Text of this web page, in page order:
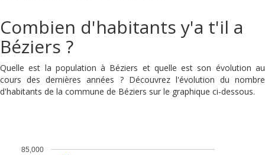
Combien d'habitants y'a t'il a
Béziers ?
Quelle est la population à Béziers et quelle est son évolution au
cours des dernières années ? Découvrez l'évolution du nombre
d'habitants de la commune de Béziers sur le graphique ci-dessous.
85,000